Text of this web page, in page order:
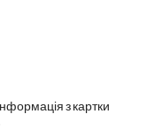
з картки